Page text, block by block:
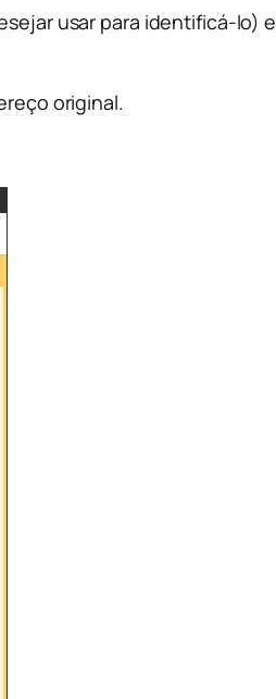
usar para identificá-lo) e
original.